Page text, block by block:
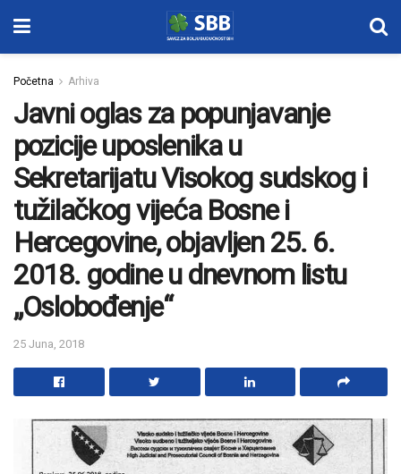
Početna Arhiva
Javni oglas za popunjavanje
pozicije uposlenika u
Sekretarijatu Visokog sudskog i
tužilačkog vijeća Bosne i
Hercegovine, objavljen 25. 6.
2018. godine u dnevnom listu
„Oslobođenje“
25 Juna, 2018